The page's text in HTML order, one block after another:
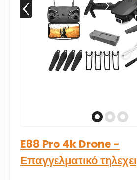
E88 Pro 4k Drone -
Επαγγελματικό